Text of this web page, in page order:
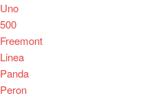
Uno
500
Freemont
Linea
Panda
Peron